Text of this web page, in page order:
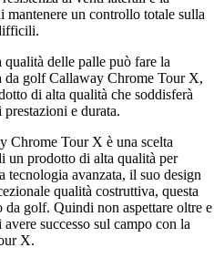
un controllo totale sulla
delle palle può fare la
da golf Callaway Chrome Tour X,
di alta qualità che soddisferà
e durata.
Chrome Tour X è una scelta
un prodotto di alta qualità per
avanzata, il suo design
qualità costruttiva, questa
da golf. Quindi non aspettare oltre e
successo sul campo con la
X.